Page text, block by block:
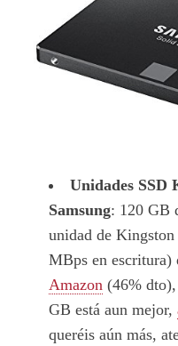
Unidades SSD
Samsung: 120 GB
unidad de
MBps en escritura)
Amazon (46%
GB está aun mejor,
queréis aún más,